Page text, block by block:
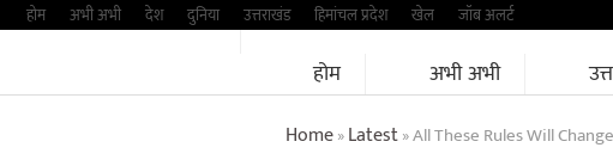
Skipहोम अभी अभी देश दुनिया उत्तराखंड हिमांचल प्रदेश खेल जॉब अलर्ट
होम अभी अभी
Home»Latest»All These Rules Will Change